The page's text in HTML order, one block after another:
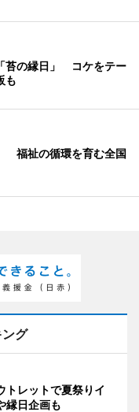
苔の縁日」 コケをテー
も
福祉の循環を育む全国
グ
トレットで夏祭りイ
日企画も